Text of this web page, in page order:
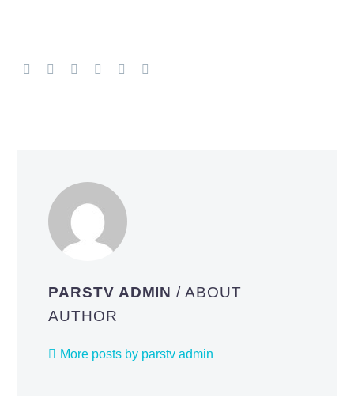
PARSTV ADMIN/ ABOUT
AUTHOR
More posts by parstv admin